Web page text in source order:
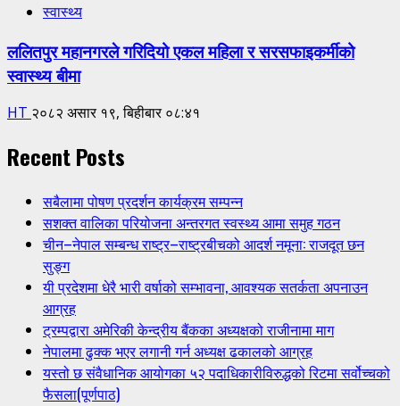
स्वास्थ्य
ललितपुर महानगरले गरिदियो एकल महिला र सरसफाइकर्मीको
स्वास्थ्य बीमा
HT २०८२ असार १९, बिहीबार ०८:४१
Recent Posts
सबैलामा पोषण प्रदर्शन कार्यक्रम सम्पन्न
सशक्त वालिका परियोजना अन्तरगत स्वस्थ्य आमा समुह गठन
चीन–नेपाल सम्बन्ध राष्ट्र–राष्ट्रबीचको आदर्श नमूना: राजदूत छन
सुङ्ग
यी प्रदेशमा धेरै भारी वर्षाको सम्भावना, आवश्यक सतर्कता अपनाउन
आग्रह
ट्रम्पद्वारा अमेरिकी केन्द्रीय बैंकका अध्यक्षको राजीनामा माग
नेपालमा ढुक्क भएर लगानी गर्न अध्यक्ष ढकालको आग्रह
यस्तो छ संवैधानिक आयोगका ५२ पदाधिकारीविरुद्धको रिटमा सर्वोच्चको
फैसला(पूर्णपाठ)